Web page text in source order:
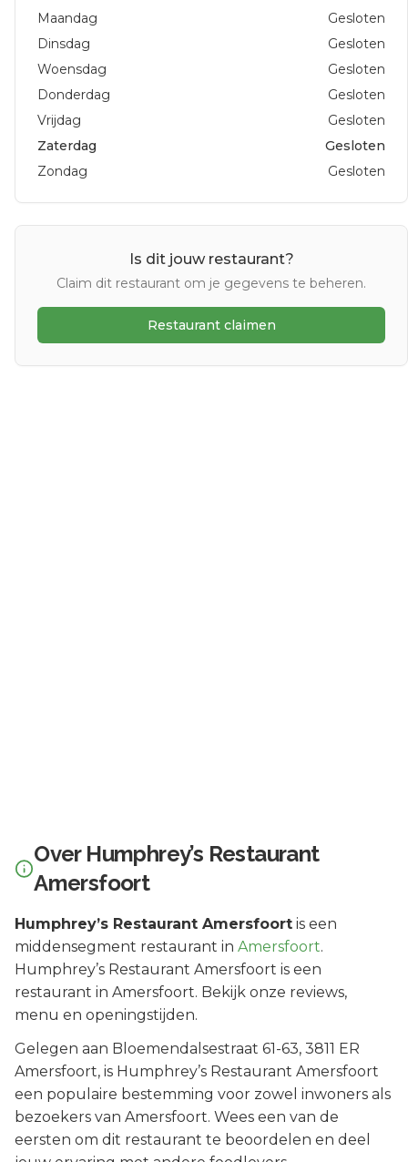
Maandag
Gesloten
Dinsdag
Gesloten
Woensdag
Gesloten
Donderdag
Gesloten
Vrijdag
Gesloten
Zaterdag
Gesloten
Zondag
Gesloten
Is dit jouw restaurant?
Claim dit restaurant om je gegevens te beheren.
Restaurant claimen
Over Humphrey’s Restaurant
Amersfoort
Humphrey’s Restaurant Amersfoort is een
middensegment restaurant in Amersfoort.
Humphrey’s Restaurant Amersfoort is een
restaurant in Amersfoort. Bekijk onze reviews,
menu en openingstijden.
Gelegen aan Bloemendalsestraat 61-63, 3811 ER
Amersfoort, is Humphrey’s Restaurant Amersfoort
een populaire bestemming voor zowel inwoners als
bezoekers van Amersfoort. Wees een van de
eersten om dit restaurant te beoordelen en deel